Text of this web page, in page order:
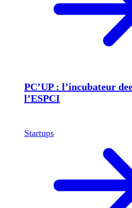
PC’UP : l’incubateur
l’ESPCI
Startups